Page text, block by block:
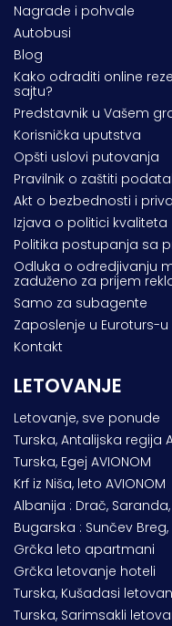
Nagrade i pohvale
Autobusi
Blog
Kako odraditi online
sajtu?
Predstavnik u Vašem
Korisnička uputstva
Opšti uslovi putovanja
Pravilnik o zaštiti
Akt o bezbednosti i
Izjava o politici kvaliteta
Politika postupanja sa
Odluka o odredjivanju
zaduženo za prijem
Samo za subagente
Zaposlenje u Euroturs-u
Kontakt
LETOVANJE
Letovanje, sve ponude
Turska, Antalijska regija
Turska, Egej AVIONOM
Krf iz Niša, leto AVIONOM
Albanija : Drač,
Bugarska : Sunčev
Grčka leto apartmani
Grčka letovanje hoteli
Turska, Kušadasi
Turska, Sarimsakli